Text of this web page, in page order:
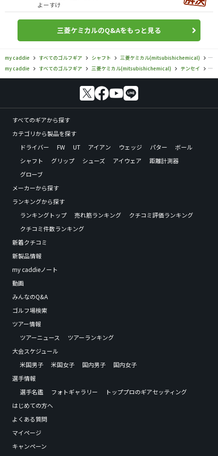
よーすけ
三菱ケミカルのQ&Aをもっと見る
my caddie すべてのゴルフギア シャフト 三菱ケミカル(mitsubishichemical)
テ
my caddie
すべてのゴルフギア 三菱ケミカル(mitsubishichemical) テンセイ 三
すべてのギアから探す
カテゴリから製品を探す
ドライバー
FW UT アイアン ウェッジ パター
ボール
シャフト
グリップ シューズ アイウェア
距離計測器
グローブ
メーカーから探す
ランキングから探す
ランキングトップ
売れ筋ランキング
クチコミ評価ランキング
クチコミ件数ランキング
新着クチコミ
新製品情報
my caddieノート
動画
みんなのQ&A
ゴルフ場検索
ツアー情報
ツアーニュース
ツアーランキング
大会スケジュール
米国男子
米国女子 国内男子
国内女子
選手情報
選手名鑑
フォトギャラリー
トッププロのギアセッティング
はじめての方へ
よくある質問
マイページ
キャンペーン